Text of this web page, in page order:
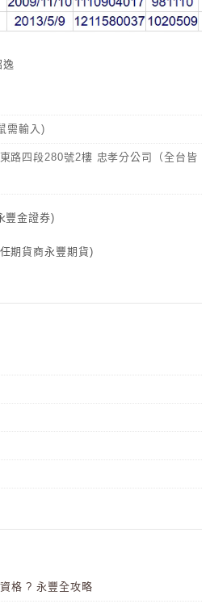
逸
需輸入)
路四段280號2樓 忠孝分公司（全台皆
豐金證券)
期貨商永豐期貨)
格 ? 永豐全攻略